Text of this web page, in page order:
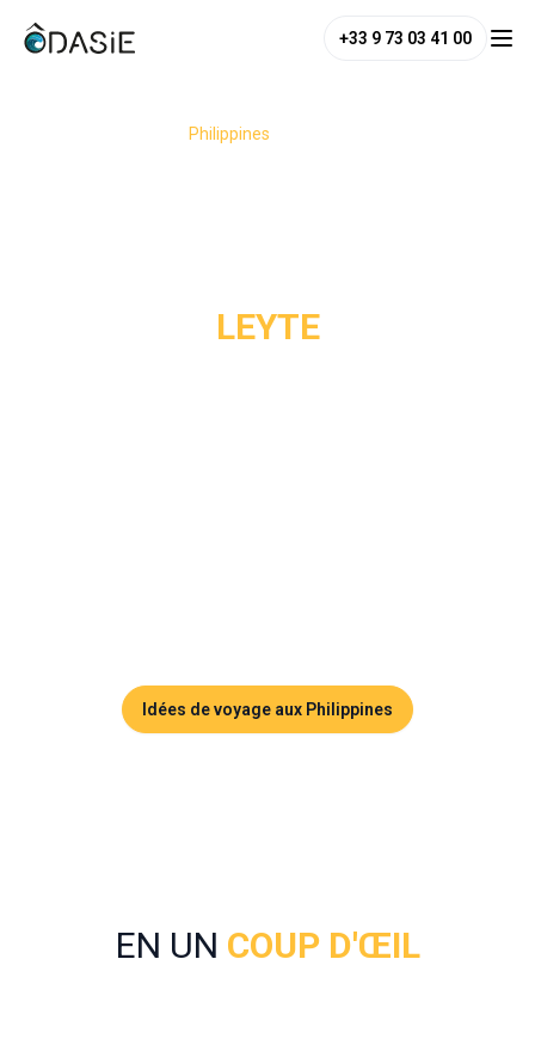
+33 9 73 03 41 00
Philippines
LEYTE
Idées de voyage aux Philippines
EN UN COUP D'ŒIL